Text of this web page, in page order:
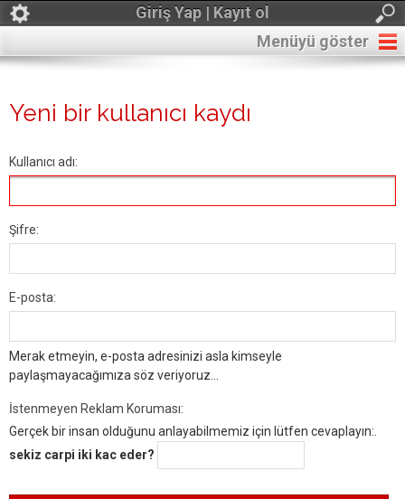
Giriş Yap | Kayıt ol
Menüyü göster
Yeni bir kullanıcı kaydı
Kullanıcı adı:
Şifre:
E-posta:
Merak etmeyin, e-posta adresinizi asla kimseyle
paylaşmayacağımıza söz veriyoruz...
İstenmeyen Reklam Koruması:
Gerçek bir insan olduğunu anlayabilmemiz için lütfen cevaplayın:.
sekiz carpi iki kac eder?